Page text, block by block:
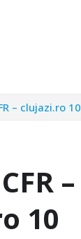
– clujazi.ro 10
–
10